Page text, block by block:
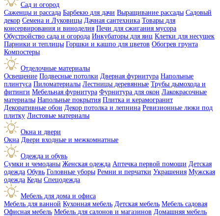
Сад и огород
Саженцы и рассада Барбекю для дачи Выращивание рассады Садовый
декор Семена и Луковицы Дачная сантехника Товары для
консервирования и виноделия Печи для сжигания мусора
Обустройство сада и огорода Инкубаторы для яиц Клетки для несушек
Парники и теплицы Горшки и кашпо для цветов Обогрев грунта
Компостеры
Отделочные материалы
Освещение Подвесные потолки Дверная фурнитура Напольные
плинтуса Пиломатериалы Лестницы деревянные Трубы дымохода и
фитинги Мебельная фурнитура Фурнитура для окон Лакокрасочные
материалы Напольные покрытия Плитка и керамогранит
Декоративные обои Декор потолка и лепнина Ревизионные люки под
плитку Листовые материалы
Окна и двери
Окна Двери входные и межкомнатные
Одежда и обувь
Сумки и чемоданы Женская одежда Аптечка первой помощи Детская
одежда Обувь Головные уборы Ремни и перчатки Украшения Мужская
одежда Кеды Спецодежда
Мебель для дома и офиса
Мебель для ванной Кухонная мебель Детская мебель Мебель садовая
Офисная мебель Мебель для салонов и магазинов Домашняя мебель